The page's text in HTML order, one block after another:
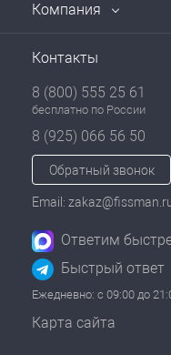
Компания
Контакты
8 (800) 555 25 61
бесплатно по России
8 (925) 066 56 50
Обратный звонок
Email:
Ответим
Быстрый ответ
Ежедневно: с 09:00 до
Карта сайта